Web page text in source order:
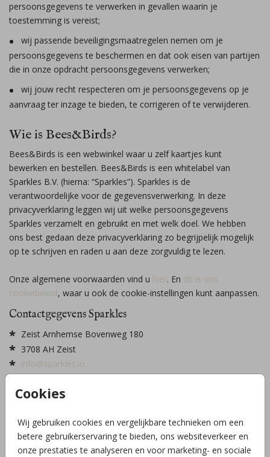
Cookies
Wij gebruiken cookies en vergelijkbare technieken om een
betere gebruikerservaring te bieden, ons websiteverkeer en
onze prestaties te analyseren en voor marketing- en sociale
persoonsgegevens te verwerken in gevallen waarin je
toestemming is vereist;
wij passende beveiligingsmaatregelen nemen om je
persoonsgegevens te beschermen en dat ook eisen van partijen
die in onze opdracht persoonsgegevens verwerken;
wij jouw recht respecteren om je persoonsgegevens op je
aanvraag ter inzage te bieden, te corrigeren of te verwijderen.
Wie is Bees&Birds?
Bees&Birds is een webwinkel waar u zelf kaartjes kunt
bewerken en bestellen. Bees&Birds is een whitelabel van
Sparkles B.V. (hierna: “Sparkles”). Sparkles is de
verantwoordelijke voor de gegevensverwerking. In deze
privacyverklaring leggen wij uit welke persoonsgegevens
Sparkles verzamelt en gebruikt en met welk doel. We hebben
ons best gedaan deze privacyverklaring zo begrijpelijk mogelijk
op te schrijven en raden u aan deze zorgvuldig te lezen.
Onze algemene voorwaarden vind u hier. En dit is ons
cookiebeleid, waar u ook de cookie-instellingen kunt aanpassen.
Contactgegevens Sparkles
Zeist Arnhemse Bovenweg 180
3708 AH Zeist
info@sparkles.io
Inschrijvingsnummer bij de Kamer van Koophandel:
Btw-nummer: NL 8506.45.293.B.01
Contactgegevens Bees&Birds